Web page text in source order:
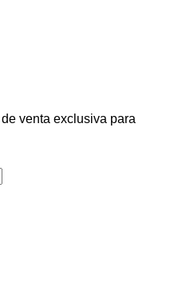
venta exclusiva para